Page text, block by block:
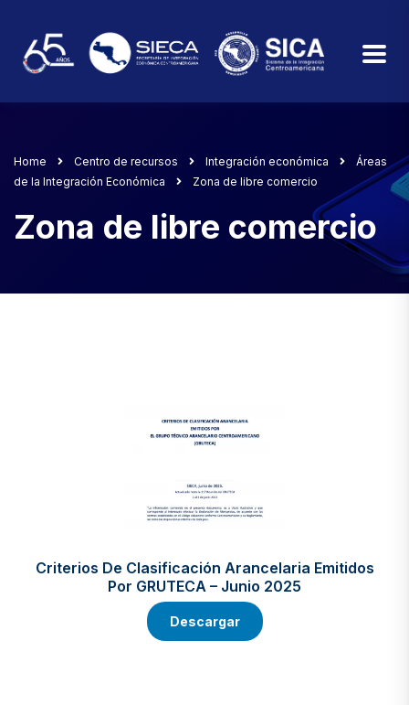
Home Centro de recursos Integración económica
Áreas
de la Integración Económica
Zona de libre comercio
Zona de libre comercio
Criterios De Clasificación Arancelaria Emitidos
Por GRUTECA – Junio 2025
Descargar